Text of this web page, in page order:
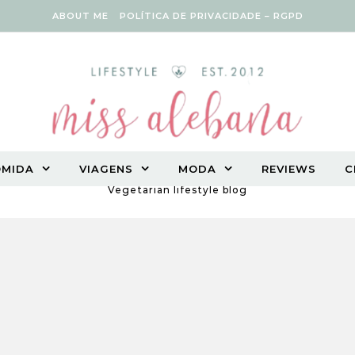
ABOUT ME POLÍTICA DE PRIVACIDADE – RGPD
Vegetarian lifestyle blog
VIAGENS MODA REVIEWS